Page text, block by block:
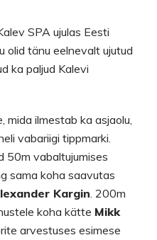
SPA ujulas Eesti
olid tänu eelnevalt ujutud
ka paljud Kalevi
mida ilmestab ka asjaolu,
vabariigi tippmarki.
50m vabaltujumises
sama koha saavutas
Kargin . 200m
koha kätte Mikk
arvestuses esimese